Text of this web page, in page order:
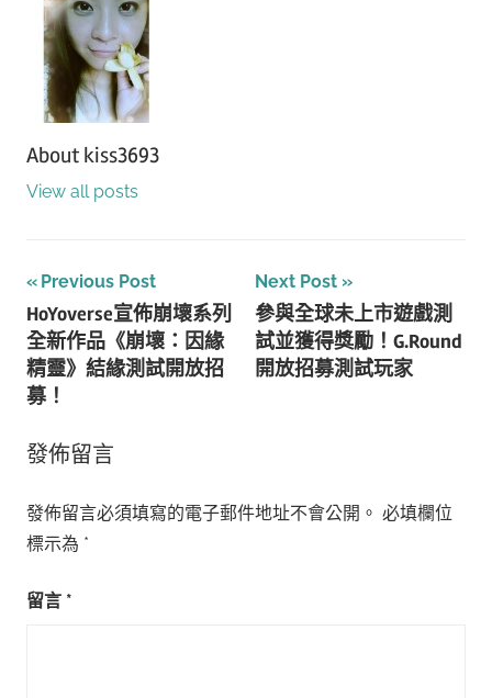
About kiss3693
View all posts
文
章
導
覽
Previous Post
HoYoverse宣佈崩壞系列
全新作品《崩壞：因緣
精靈》結緣測試開放招
募！
Next Post
參與全球未上市遊戲測
試並獲得獎勵！G.Round
開放招募測試玩家
發佈留言
發佈留言必須填寫的電子郵件地址不會公開。 必填欄位
標示為 *
留言 *